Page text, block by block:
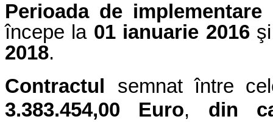
Perioada de implementare
începe la 01 ianuarie 2016şi
2018.
Contractul
semnat între
3.383.454,00 Euro, din